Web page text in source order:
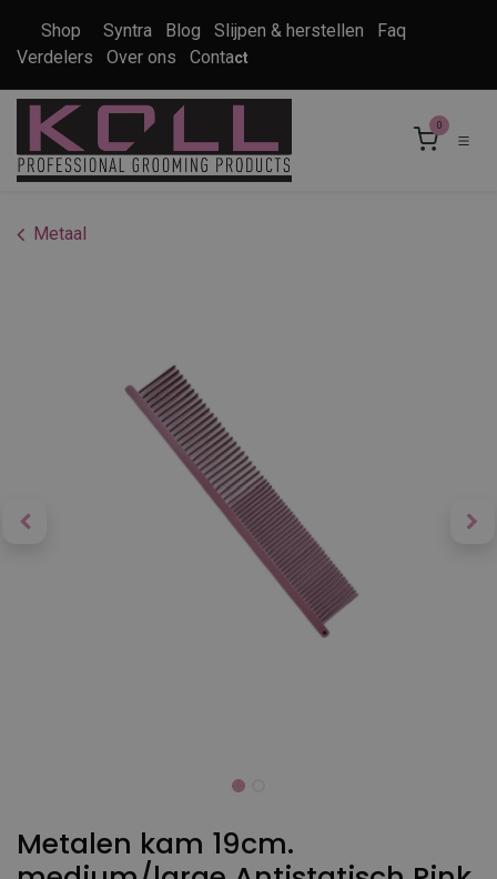
Shop Syntra Blog Slijpen & herstellen
Faq
Verdelers
Over ons Contact
0
Metaal
Metalen kam 19cm.